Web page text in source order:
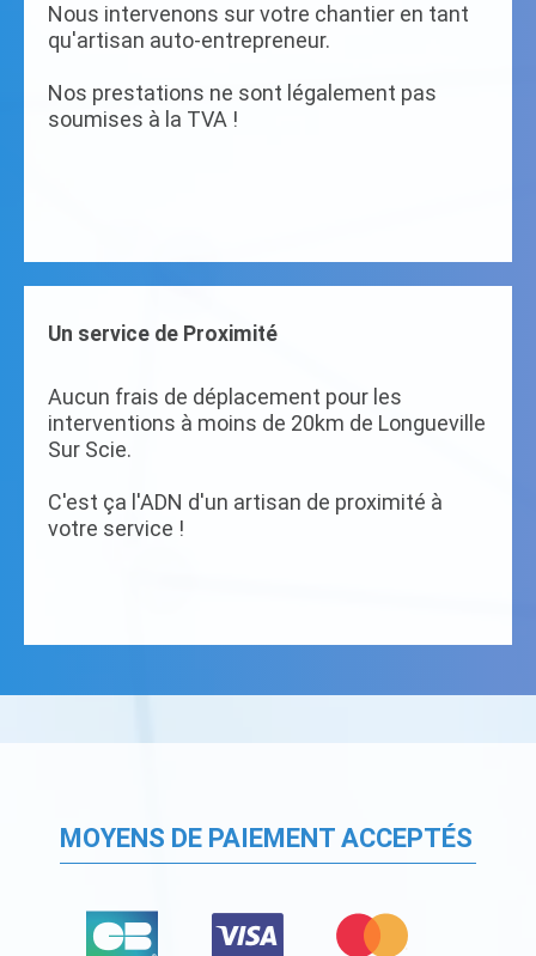
Nous intervenons sur votre chantier en tant
qu'artisan auto-entrepreneur.
Nos prestations ne sont légalement pas
soumises à la TVA !
Un service de Proximité
Aucun frais de déplacement pour les
interventions à moins de 20km de Longueville
Sur Scie.
C'est ça l'ADN d'un artisan de proximité à
votre service !
MOYENS DE PAIEMENT ACCEPTÉS